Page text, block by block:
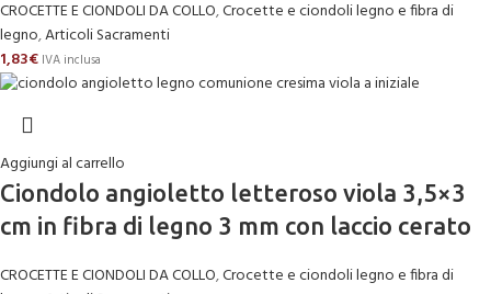
CROCETTE E CIONDOLI DA COLLO,Crocette e ciondoli legno e fibra di
legno,Articoli Sacramenti
1,83€ IVA inclusa
Aggiungi al carrello
Ciondolo angioletto letteroso viola 3,5×3
cm in fibra di legno 3 mm con laccio cerato
CROCETTE E CIONDOLI DA COLLO,Crocette e ciondoli legno e fibra di